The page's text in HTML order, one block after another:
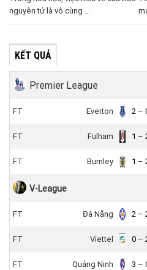
nguyên tử là vô cùng ...
KẾT QUẢ
Premier League
FT Everton 2 –
FT Fulham 1 –
FT Burnley 1 –
V-League
FT Đà Nẵng 2 –
FT Viettel 0 –
FT Quảng Ninh 3 –